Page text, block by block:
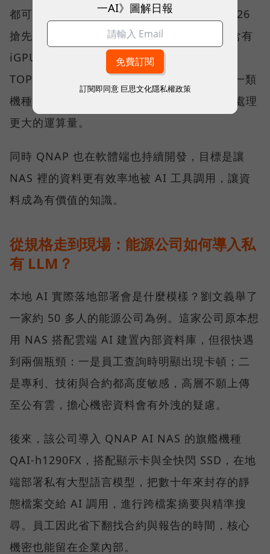
都可以有適合的解決方案。在 Computex 2026
搶先亮相的 QNAP AI NAS 中，一類是採用含有
iGPU 與專屬 NPU 的處理器平台，以一百多
TOPS 的範圍，可順暢使用 AI 應用程式；另一類
機種則可安裝 1 張或 2 張 NVIDIA 顯示卡，處理
更大的運算量。
同時 QNAP 也在軟體端也持續開發，目標是讓
NAS 裡的資料更有效率地被 AI 工具調用，讓資
料成為有價值的知識。
從規格走到現場：能源公司如何導入私
有 LLM？
本地 AI 實際落地部署會是什麼模樣？劉文義舉了
一家約 50 多人的能源公司為例。這家公司原本想
用 NAS 搭配雲端 AI 建置內部資料庫，但很快遇
到兩個瓶頸：一是員工查詢時明顯出現卡頓；二
是專利、技術與合約都高度敏感，高層不願上傳
至公有雲，擔心機密資料會有外洩的疑慮。
後來，該公司導入 QNAP AI NAS 的旗艦機種
QAI-h1290FX，搭配顯示卡與全快閃 SSD，在地
端部署私有大型語言模型，把數十年來封存的靜
態檔案交給 AI 調用，進行跨檔案摘要與精準搜
尋。員工因此省下翻找合約與報告的時間，核心
機密也能留在企業內部。
一AI》圖解日報
訂閱即同意 巨思文化隱私權政策